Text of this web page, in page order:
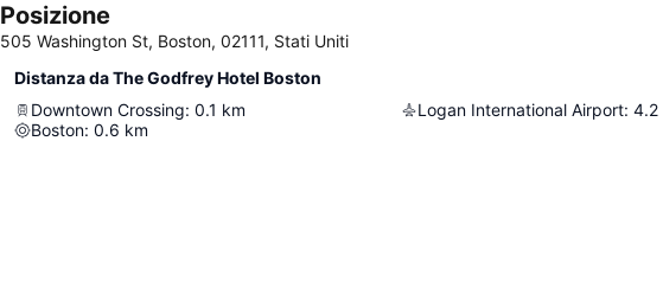
Posizione
505 Washington St, Boston, 02111, Stati Uniti
Distanza da The Godfrey Hotel Boston
Downtown Crossing: 0.1 km
Boston: 0.6 km
Logan International Airport: 4.2